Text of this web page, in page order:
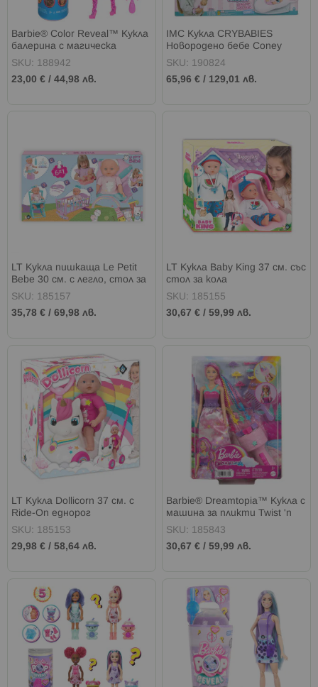
Barbie® Color Reveal™ Кукла
балерина с магическа
трансформация
SKU: 188942
23,00 € / 44,98 лв.
IMC Кукла CRYBABIES
Новородено бебе Coney
SKU: 190824
65,96 € / 129,01 лв.
LT Кукла пишкаща Le Petit
Bebe 30 см. с легло, стол за
хранене и корито
SKU: 185157
35,78 € / 69,98 лв.
LT Кукла Baby King 37 см. със
стол за кола
SKU: 185155
30,67 € / 59,99 лв.
LT Кукла Dollicorn 37 см. с
Ride-On еднорог
SKU: 185153
29,98 € / 58,64 лв.
Barbie® Dreamtopia™ Кукла с
машина за пликти Twist 'n
Style™
SKU: 185843
30,67 € / 59,99 лв.